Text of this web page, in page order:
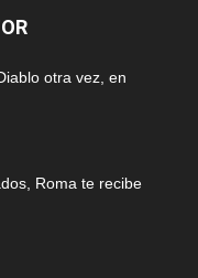
otra vez, en
Roma te recibe